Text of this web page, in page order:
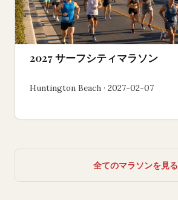
2027 サーフシティマラソン
Huntington Beach · 2027-02-07
全てのマラソンを見る